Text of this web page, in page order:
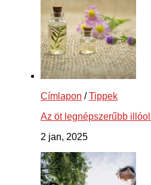
Címlapon /Tippek
Az öt legnépszerűbb
2 jan, 2025